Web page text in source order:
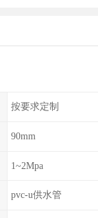
按要求定制
90mm
1~2Mpa
pvc-u供水管